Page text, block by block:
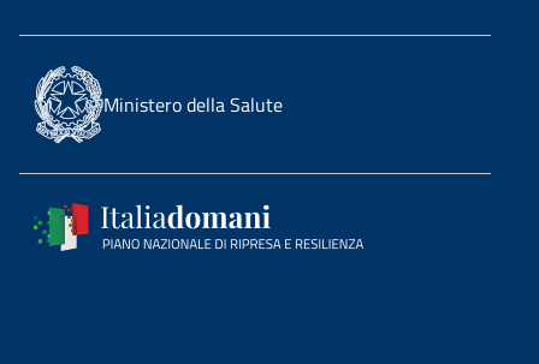
Ministero della Salute